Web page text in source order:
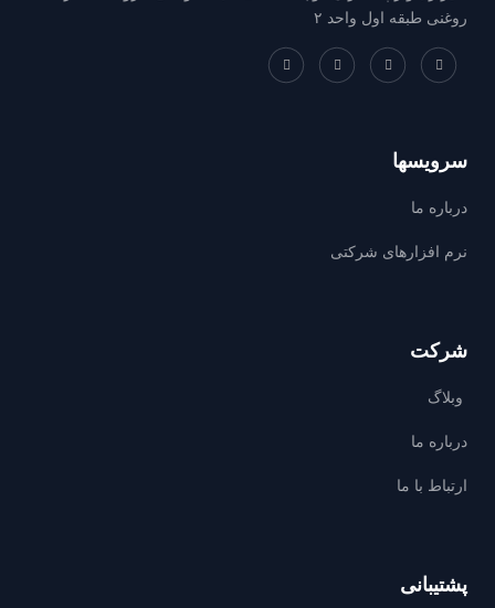
روغنی طبقه اول واحد ۲
سرویسها
درباره ما
نرم افزارهای شرکتی
شرکت
وبلاگ
درباره ما
ارتباط با ما
پشتیبانی